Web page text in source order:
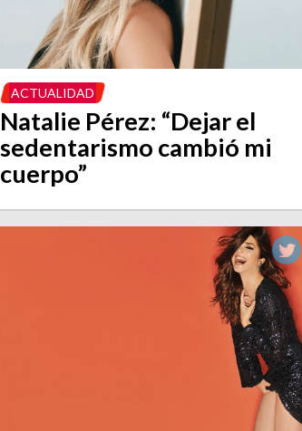
ACTUALIDAD
Natalie Pérez: “Dejar el
sedentarismo cambió mi
cuerpo”